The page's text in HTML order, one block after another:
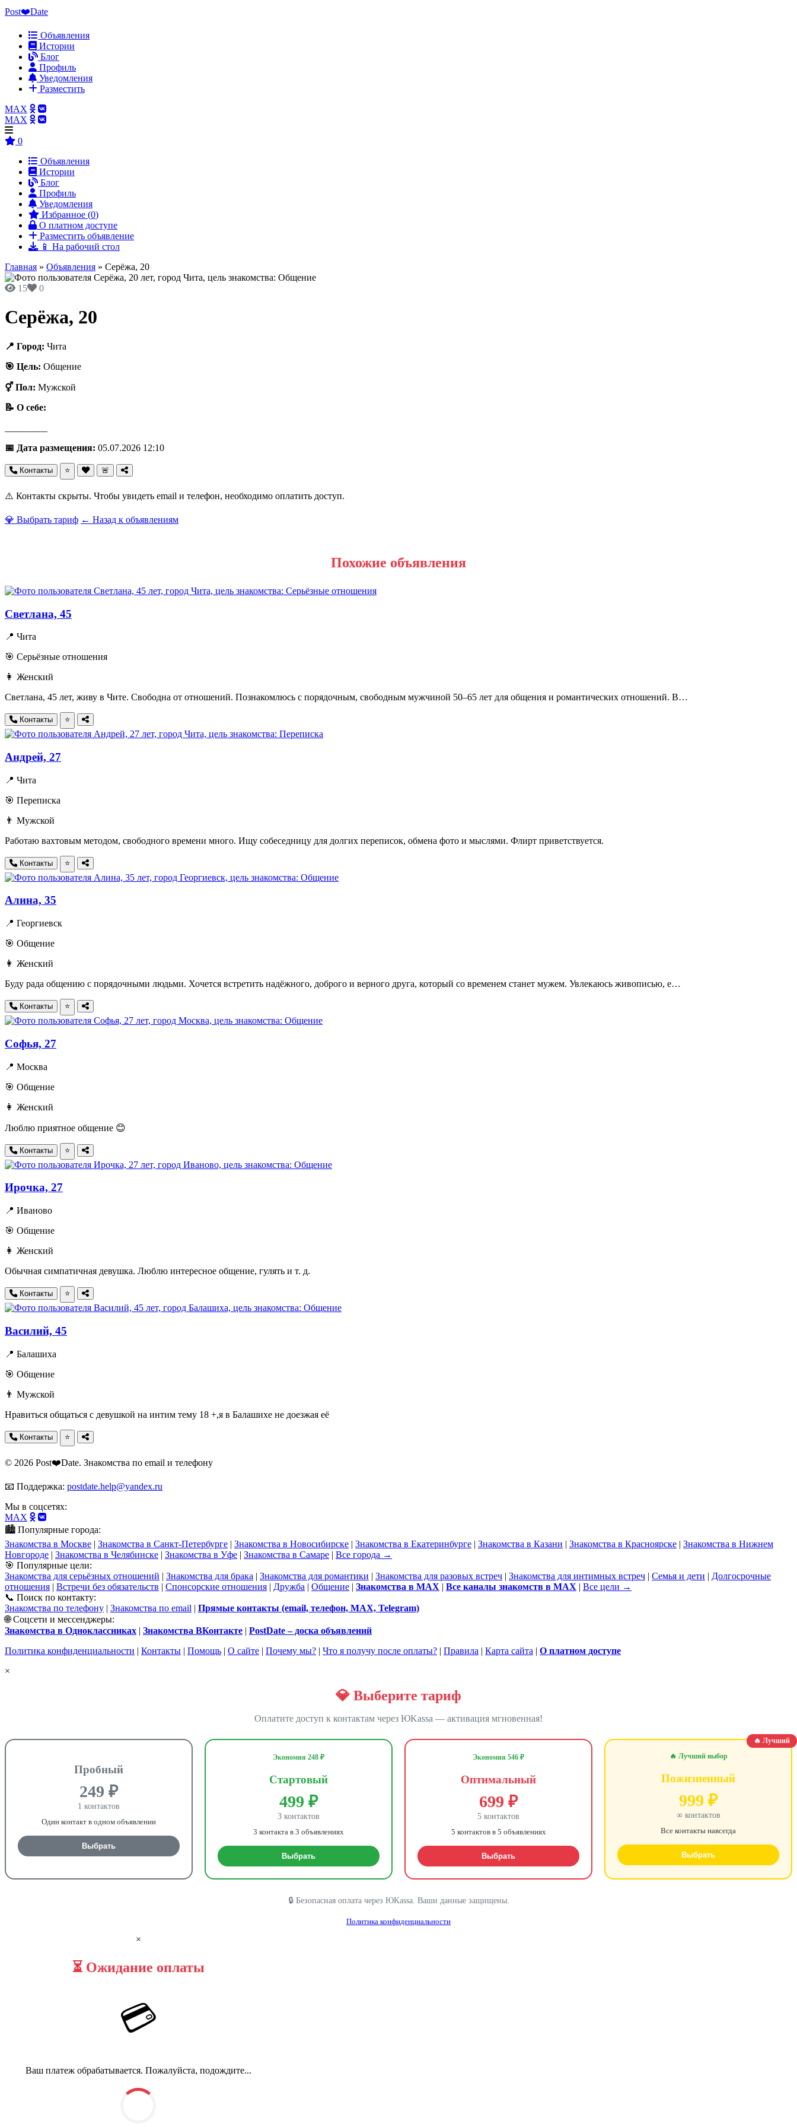
Post❤️Date
Объявления
Истории
Блог
Профиль
Уведомления
Разместить
MAX
MAX
0
Объявления
Истории
Блог
Профиль
Уведомления
Избранное (0)
О платном доступе
Разместить объявление
📱 На рабочий стол
Главная » Объявления » Серёжа, 20
15 0
Серёжа, 20
📍 Город: Чита
🎯 Цель: Общение
⚥ Пол: Мужской
📝 О себе:
📅 Дата размещения: 05.07.2026 12:10
Контакты ⭐ 🚨
⚠️ Контакты скрыты. Чтобы увидеть email и телефон, необходимо оплатить доступ.
💎 Выбрать тариф ← Назад к объявлениям
Похожие объявления
Светлана, 45
📍 Чита
🎯 Серьёзные отношения
👩 Женский
Светлана, 45 лет, живу в Чите. Свободна от отношений. Познакомлюсь с порядочным, свободным мужчиной 50–65 лет для общения и романтических отношений. В…
Контакты ⭐
Андрей, 27
📍 Чита
🎯 Переписка
👨 Мужской
Работаю вахтовым методом, свободного времени много. Ищу собеседницу для долгих переписок, обмена фото и мыслями. Флирт приветствуется.
Контакты ⭐
Алина, 35
📍 Георгиевск
🎯 Общение
👩 Женский
Буду рада общению с порядочными людьми. Хочется встретить надёжного, доброго и верного друга, который со временем станет мужем. Увлекаюсь живописью, е…
Контакты ⭐
Софья, 27
📍 Москва
🎯 Общение
👩 Женский
Люблю приятное общение 😊
Контакты ⭐
Ирочка, 27
📍 Иваново
🎯 Общение
👩 Женский
Обычная симпатичная девушка. Люблю интересное общение, гулять и т. д.
Контакты ⭐
Василий, 45
📍 Балашиха
🎯 Общение
👨 Мужской
Нравиться общаться с девушкой на интим тему 18 +,я в Балашихе не доезжая её
Контакты ⭐
© 2026 Post❤️Date. Знакомства по email и телефону
📧 Поддержка: postdate.help@yandex.ru
Мы в соцсетях:
MAX
🏙️ Популярные города:
Знакомства в Москве | Знакомства в Санкт-Петербурге | Знакомства в Новосибирске | Знакомства в Екатеринбурге | Знакомства в Казани | Знакомства в Красноярске | Знакомства в Нижнем
Новгороде | Знакомства в Челябинске | Знакомства в Уфе | Знакомства в Самаре | Все города →
🎯 Популярные цели:
Знакомства для серьёзных отношений | Знакомства для брака | Знакомства для романтики | Знакомства для разовых встреч | Знакомства для интимных встреч | Семья и дети | Долгосрочные
отношения | Встречи без обязательств | Спонсорские отношения | Дружба | Общение | Знакомства в MAX | Все каналы знакомств в MAX | Все цели →
📞 Поиск по контакту:
Знакомства по телефону | Знакомства по email | Прямые контакты (email, телефон, MAX, Telegram)
🌐 Соцсети и мессенджеры:
Знакомства в Одноклассниках | Знакомства ВКонтакте | PostDate – доска объявлений
Политика конфиденциальности | Контакты | Помощь | О сайте | Почему мы? | Что я получу после оплаты? | Правила | Карта сайта | О платном доступе
×
💎 Выберите тариф
Оплатите доступ к контактам через ЮKassa — активация мгновенная!
Пробный
249 ₽
1 контактов
Один контакт в одном объявлении
Выбрать
Экономия 248 ₽
Стартовый
499 ₽
3 контактов
3 контакта в 3 объявлениях
Выбрать
Экономия 546 ₽
Оптимальный
699 ₽
5 контактов
5 контактов в 5 объявлениях
Выбрать
🔥 Лучший
🔥 Лучший выбор
Пожизненный
999 ₽
∞ контактов
Все контакты навсегда
Выбрать
🔒 Безопасная оплата через ЮKassa. Ваши данные защищены.
Политика конфиденциальности
×
⏳ Ожидание оплаты
💳
Ваш платеж обрабатывается. Пожалуйста, подождите...